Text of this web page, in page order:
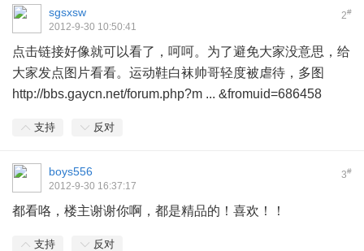
2#
sgsxsw
2012-9-30 10:50:41
点击链接好像就可以看了，呵呵。为了避免大家没意思，给
大家发点图片看看。运动鞋白袜帅哥轻度被虐待，多图
http://bbs.gaycn.net/forum.php?m ... &fromuid=686458
支持 反对
3#
boys556
2012-9-30 16:37:17
都看咯，楼主谢谢你啊，都是精品的！喜欢！！
支持 反对